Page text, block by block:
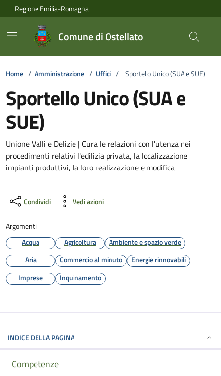
Vai ai contenuti
Vai al footer
Regione Emilia-Romagna
Comune di Ostellato
Home / Amministrazione / Uffici / Sportello Unico (SUA e SUE)
Sportello Unico (SUA e
SUE)
Unione Valli e Delizie | Cura le relazioni con l'utenza nei
procedimenti relativi l'edilizia privata, la localizzazione
impianti produttivi, la loro realizzazione e modifica
Condividi Vedi azioni
Argomenti
Acqua
Agricoltura
Ambiente e spazio verde
Aria
Commercio al minuto
Energie rinnovabili
Imprese
Inquinamento
INDICE DELLA PAGINA
Competenze